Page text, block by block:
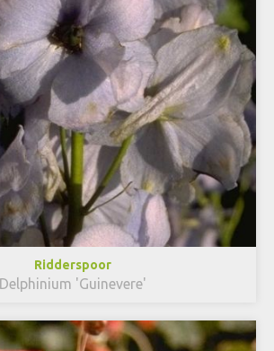
Ridderspoor
Delphinium 'Guinevere'